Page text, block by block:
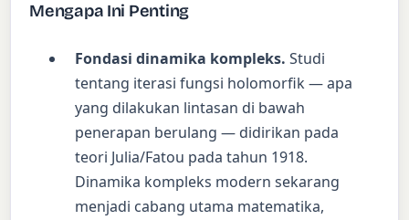
Mengapa Ini Penting
Fondasi dinamika kompleks. Studi
tentang iterasi fungsi holomorfik — apa
yang dilakukan lintasan di bawah
penerapan berulang — didirikan pada
teori Julia/Fatou pada tahun 1918.
Dinamika kompleks modern sekarang
menjadi cabang utama matematika,